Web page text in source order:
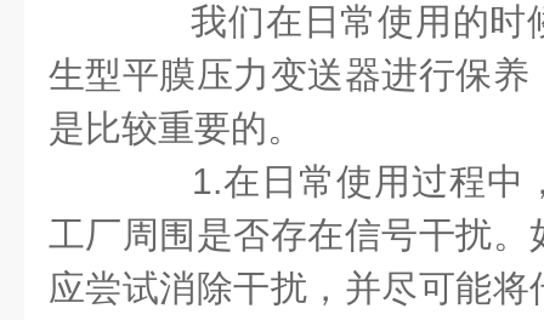
我们在日常使用的时
生型平膜压力变送器进行保养
是比较重要的。
1.在日常使用过程中
工厂周围是否存在信号干扰
应尝试消除干扰，并尽可能